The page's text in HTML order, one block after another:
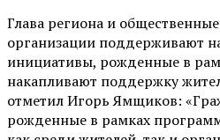
Глава региона и
организации поддерживают
инициативы, рожденные в
накапливают поддержку
отметил Игорь Ямщиков:
рожденные в рамках